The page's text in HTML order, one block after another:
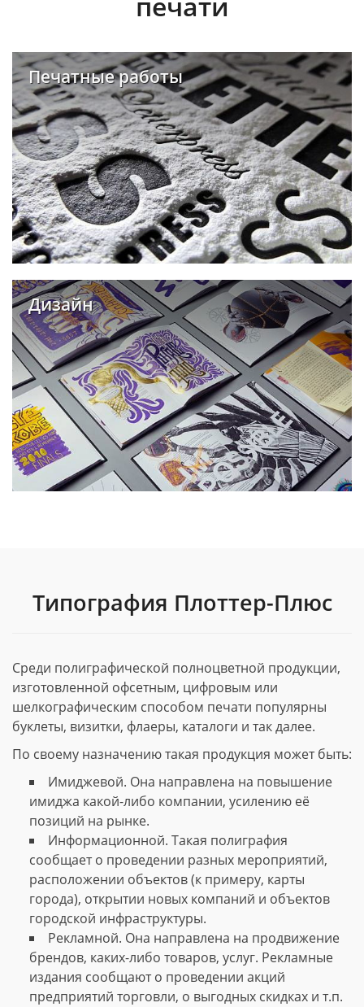
Печатные работы
Дизайн
Типография Плоттер-Плюс
Среди полиграфической полноцветной продукции,
изготовленной офсетным, цифровым или
шелкографическим способом печати популярны
буклеты, визитки, флаеры, каталоги и так далее.
По своему назначению такая продукция может быть:
Имиджевой. Она направлена на повышение
имиджа какой-либо компании, усилению её
позиций на рынке.
Информационной. Такая полиграфия
сообщает о проведении разных мероприятий,
расположении объектов (к примеру, карты
города), открытии новых компаний и объектов
городской инфраструктуры.
Рекламной. Она направлена на продвижение
брендов, каких-либо товаров, услуг. Рекламные
издания сообщают о проведении акций
предприятий торговли, о выгодных скидках и т.п.